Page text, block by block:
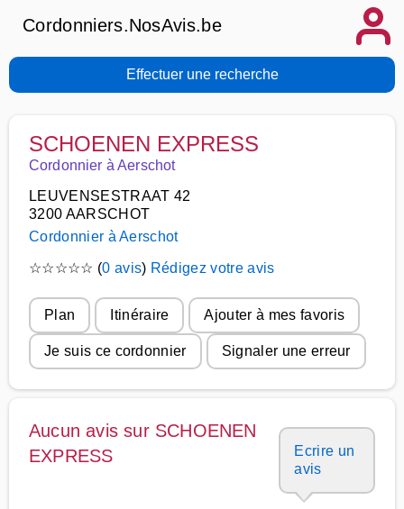
Cordonniers.NosAvis.be
Effectuer une recherche
SCHOENEN EXPRESS
Cordonnier à Aerschot
LEUVENSESTRAAT 42
3200 AARSCHOT
Cordonnier à Aerschot
☆☆☆☆☆ (0 avis) Rédigez votre avis
Plan Itinéraire Ajouter à mes favoris
Je suis ce cordonnier Signaler une erreur
Aucun avis sur SCHOENEN
EXPRESS
Ecrire un
avis